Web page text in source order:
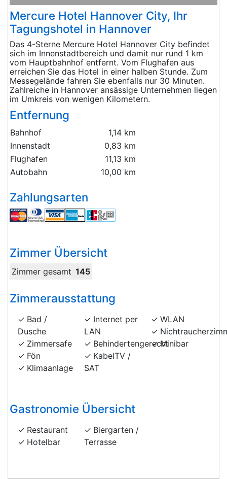
Mercure Hotel Hannover City, Ihr
Tagungshotel in Hannover
Das 4-Sterne Mercure Hotel Hannover City befindet
sich im Innenstadtbereich und damit nur rund 1 km
vom Hauptbahnhof entfernt. Vom Flughafen aus
erreichen Sie das Hotel in einer halben Stunde. Zum
Messegelände fahren Sie ebenfalls nur 30 Minuten.
Zahlreiche in Hannover ansässige Unternehmen liegen
im Umkreis von wenigen Kilometern.
Entfernung
Bahnhof
1,14 km
Innenstadt
0,83 km
Flughafen
11,13 km
Autobahn
10,00 km
Zahlungsarten
Zimmer Übersicht
Zimmer gesamt 145
Zimmerausstattung
Bad /
Dusche
Zimmersafe
Fön
Klimaanlage
Internet per
LAN
Behindertengerecht
KabelTV /
SAT
WLAN
Minibar
Gastronomie Übersicht
Restaurant
Hotelbar
Biergarten /
Terrasse